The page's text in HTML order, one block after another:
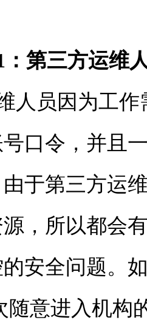
：第三方运维
员因为工作
口令，并且
于第三方运
，所以都会
安全问题。
随意进入机构